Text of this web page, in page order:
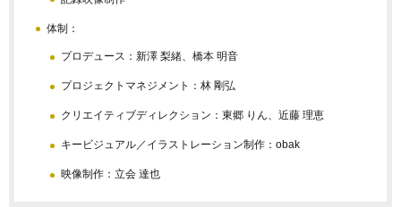
体制：
プロデュース：新澤 梨緒、橋本 明音
プロジェクトマネジメント：林 剛弘
クリエイティブディレクション：東郷 りん、近藤 理恵
キービジュアル／イラストレーション制作：obak
映像制作：立会 達也